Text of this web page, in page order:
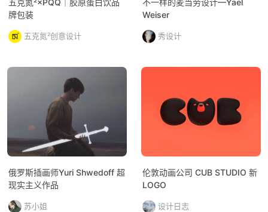
牌包装
五克氮²创意设计
Weiser
秀设计
俄罗斯插画师Yuri Shwedoff 超
现实主义作品
苏小姐
伦敦动画公司 CUB STUDIO 新
LOGO
设计日志